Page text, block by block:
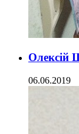
Олексій
06.06.2019